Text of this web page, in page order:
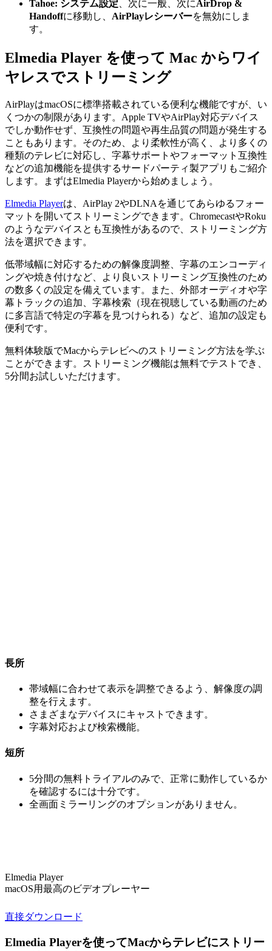
Tahoe: システム設定 、次に一般、次にAirDrop &
Handoffに移動し、 AirPlayレシーバーを無効にしま
す。
Elmedia Player を使って Mac からワイ
ヤレスでストリーミング
AirPlayはmacOSに標準搭載されている便利な機能ですが、い
くつかの制限があります。Apple TVやAirPlay対応デバイス
でしか動作せず、互換性の問題や再生品質の問題が発生する
こともあります。そのため、より柔軟性が高く、より多くの
種類のテレビに対応し、字幕サポートやフォーマット互換性
などの追加機能を提供するサードパーティ製アプリもご紹介
します。まずはElmedia Playerから始めましょう。
Elmedia Playerは、AirPlay 2やDLNAを通じてあらゆるフォー
マットを開いてストリーミングできます。ChromecastやRoku
のようなデバイスとも互換性があるので、ストリーミング方
法を選択できます。
低帯域幅に対応するための解像度調整、字幕のエンコーディ
ングや焼き付けなど、より良いストリーミング互換性のため
の数多くの設定を備えています。また、外部オーディオや字
幕トラックの追加、字幕検索（現在視聴している動画のため
に多言語で特定の字幕を見つけられる）など、追加の設定も
便利です。
無料体験版でMacからテレビへのストリーミング方法を学ぶ
ことができます。ストリーミング機能は無料でテストでき、
5分間お試しいただけます。
長所
帯域幅に合わせて表示を調整できるよう、解像度の調
整を行えます。
さまざまなデバイスにキャストできます。
字幕対応および検索機能。
短所
5分間の無料トライアルのみで、正常に動作しているか
を確認するには十分です。
全画面ミラーリングのオプションがありません。
Elmedia Player
macOS用最高のビデオプレーヤー
直接ダウンロード
Elmedia Playerを使ってMacからテレビにストリー